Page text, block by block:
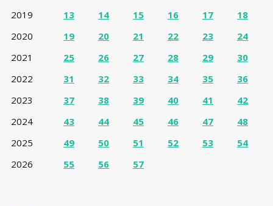
2019
13 14 15 16 17
18
2020
19 20 21 22 23
24
2021
25 26 27 28 29
30
2022
31 32 33 34 35
36
2023
37 38 39 40 41
42
2024
43 44 45 46 47
48
2025
49 50 51 52 53
54
2026
55 56 57